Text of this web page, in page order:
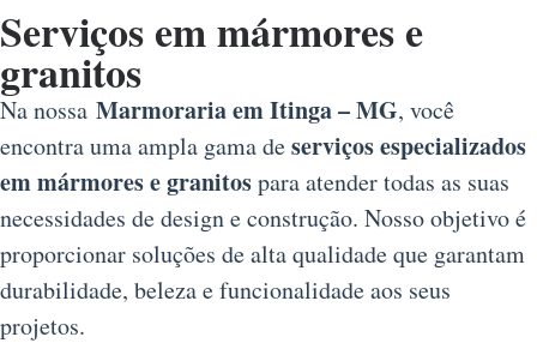
Serviços em mármores e
granitos
Na nossa Marmoraria em Itinga – MG, você
encontra uma ampla gama deserviços especializados
em mármores e granitospara atender todas as suas
necessidades de design e construção. Nosso objetivo é
proporcionar soluções de alta qualidade que garantam
durabilidade, beleza e funcionalidade aos seus
projetos.